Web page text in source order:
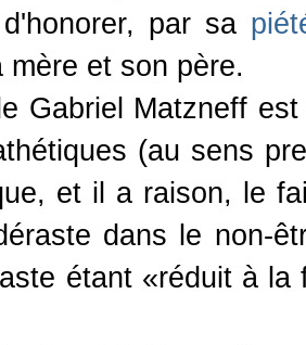
par sa
et son père.
Gabriel Matzneff
(au sens
et il a raison, le
dans le non-
étant «réduit à